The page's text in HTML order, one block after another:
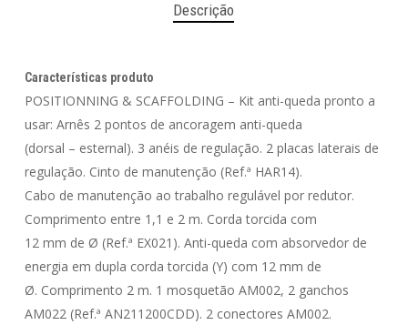
Descrição
Características produto
POSITIONNING & SCAFFOLDING – Kit anti-queda pronto a
usar: Arnês 2 pontos de ancoragem anti-queda
(dorsal – esternal). 3 anéis de regulação. 2 placas laterais de
regulação. Cinto de manutenção (Ref.ª HAR14).
Cabo de manutenção ao trabalho regulável por redutor.
Comprimento entre 1,1 e 2 m. Corda torcida com
12 mm de Ø (Ref.ª EX021). Anti-queda com absorvedor de
energia em dupla corda torcida (Y) com 12 mm de
Ø. Comprimento 2 m. 1 mosquetão AM002, 2 ganchos
AM022 (Ref.ª AN211200CDD). 2 conectores AM002.